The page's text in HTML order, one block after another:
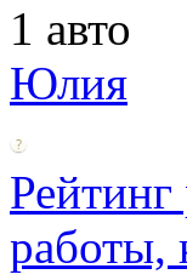
1 авто
Юлия
Рейтинг
работы,